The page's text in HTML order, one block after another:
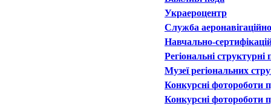
Украероцентр
Служба
Навчально-
Регіональні структурні
Музеї регіональних
Конкурсні фотороботи
Конкурсні фотороботи